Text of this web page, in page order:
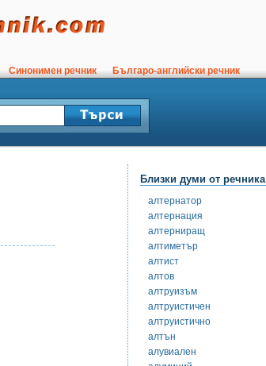
Синонимен речник Българо-английски речник
Близки думи от речника
алтернатор
алтернация
алтерниращ
алтиметър
алтист
алтов
алтруизъм
алтруистичен
алтруистично
алтън
алувиален